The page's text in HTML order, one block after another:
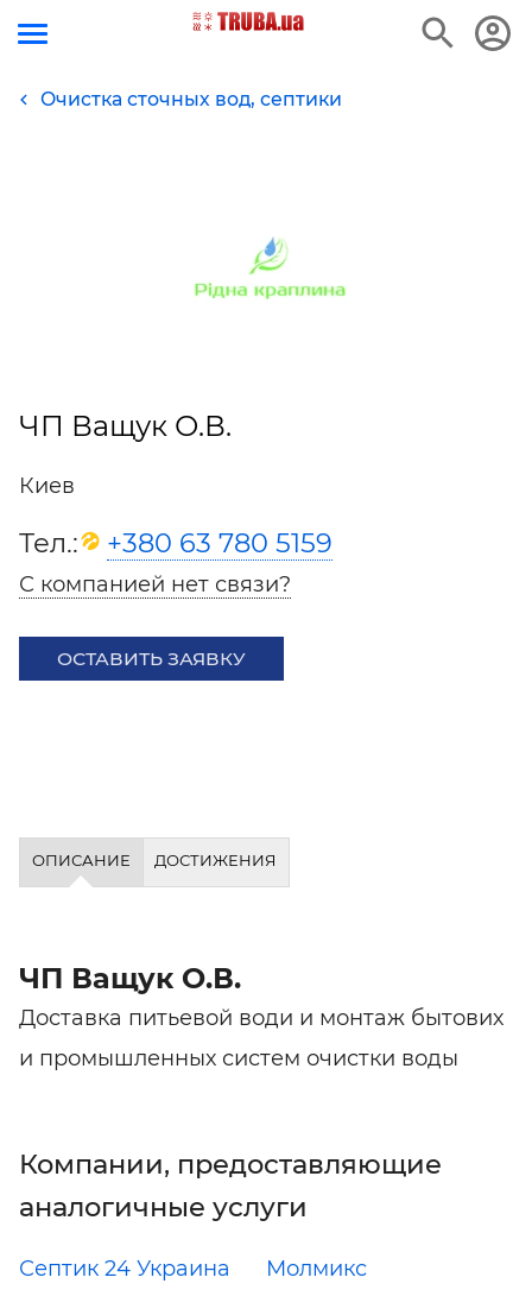
Очистка сточных вод, септики
ЧП Ващук О.В.
Киев
Тел.: +380 63 780 5159
С компанией нет связи?
ОСТАВИТЬ ЗАЯВКУ
ОПИСАНИЕ ДОСТИЖЕНИЯ
ЧП Ващук О.В.
Доставка питьевой води и монтаж бытових
и промышленных систем очистки воды
Компании, предоставляющие
аналогичные услуги
Септик 24 Украина
Молмикс